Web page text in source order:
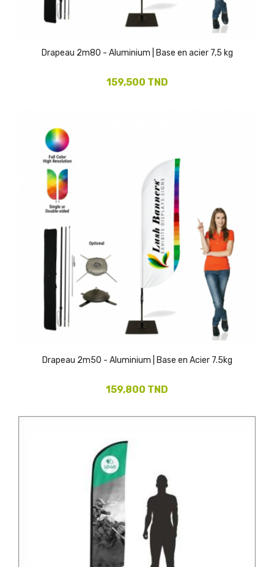
Drapeau 2m80 - Aluminium | Base en acier 7,5 kg
159,500 TND
Drapeau 2m50 - Aluminium | Base en Acier 7.5kg
159,800 TND